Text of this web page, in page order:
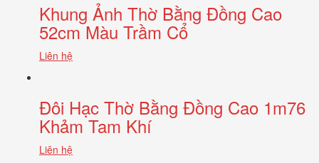
Khung Ảnh Thờ Bằng Đồng Cao
52cm Màu Trầm Cổ
Liên hệ
Đôi Hạc Thờ Bằng Đồng Cao 1m76
Khảm Tam Khí
Liên hệ